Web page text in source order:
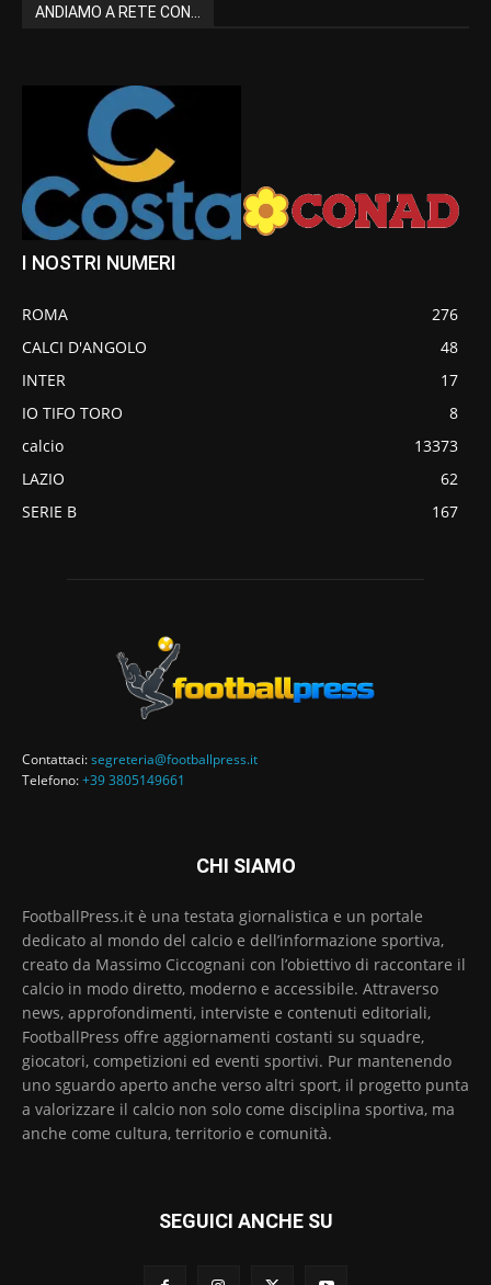
ANDIAMO A RETE CON...
I NOSTRI NUMERI
ROMA
276
CALCI D'ANGOLO
48
INTER
17
IO TIFO TORO
8
calcio
13373
LAZIO
62
SERIE B
167
Contattaci:segreteria@footballpress.it
Telefono:+39 3805149661
CHI SIAMO
FootballPress.it è una testata giornalistica e un portale
dedicato al mondo del calcio e dell’informazione sportiva,
creato da Massimo Ciccognani con l’obiettivo di raccontare il
calcio in modo diretto, moderno e accessibile. Attraverso
news, approfondimenti, interviste e contenuti editoriali,
FootballPress offre aggiornamenti costanti su squadre,
giocatori, competizioni ed eventi sportivi. Pur mantenendo
uno sguardo aperto anche verso altri sport, il progetto punta
a valorizzare il calcio non solo come disciplina sportiva, ma
anche come cultura, territorio e comunità.
SEGUICI ANCHE SU